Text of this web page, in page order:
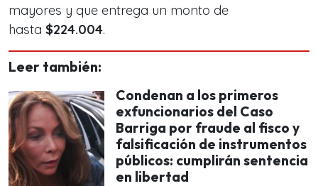
mayores y que entrega un monto de
hasta $224.004.
Leer también:
Condenan a los primeros
exfuncionarios del Caso
Barriga por fraude al fisco y
falsificación de instrumentos
públicos: cumplirán sentencia
en libertad